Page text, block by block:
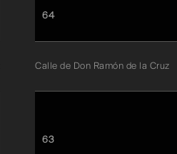
64
Calle de Don Ramón de la Cruz
63